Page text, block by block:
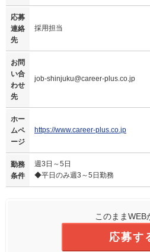
応募
連絡
先
採用担当
お問
い合
わせ
先
job-shinjuku@career-plus.co.jp
ホー
ムペ
ージ
https://www.career-plus.co.jp
勤務
条件
週3日～5日
◆平日のみ週3～5日勤務
このままWEB
応募す